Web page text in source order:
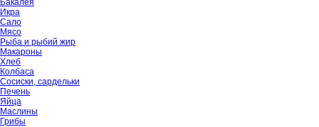
Бакалея
Икра
Сало
Мясо
Рыба и рыбий жир
Макароны
Хлеб
Колбаса
Сосиски, сардельки
Печень
Яйца
Маслины
Грибы